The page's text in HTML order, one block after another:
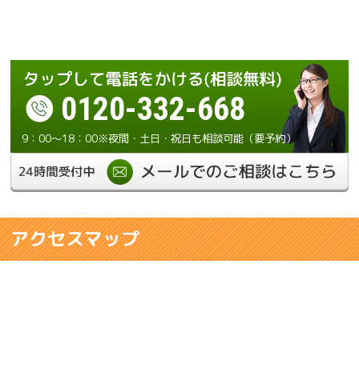
0120-332-668
9：00～18：00※夜間・土日・祝日も相談可能（要予約）
アクセスマップ